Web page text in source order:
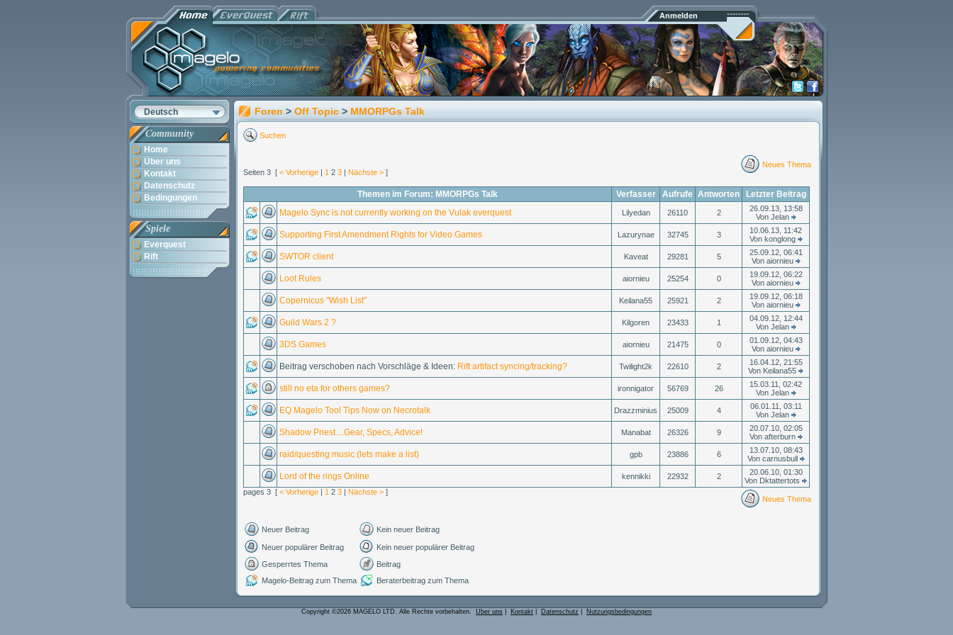
Anmelden
Deutsch
Community
Home
Über uns
Kontakt
Datenschutz
Bedingungen
Spiele
Everquest
Rift
Foren > Off Topic > MMORPGs Talk
Suchen
Seiten 3 [ < Vorherige | 1 2 3 | Nächste > ]
Neues Thema
Themen im Forum: MMORPGs Talk Verfasser Aufrufe Antworten
Letzter Beitrag
Magelo Sync is not currently working on the Vulak everquest
Lilyedan 26110 2
26.09.13, 13:58
Von Jelan
Supporting First Amendment Rights for Video Games Lazurynae 32745 3
10.06.13, 11:42
Von konglong
SWTOR client Kaveat 29281 5
25.09.12, 06:41
Von aiornieu
Loot Rules aiornieu 25254 0
19.09.12, 06:22
Von aiornieu
Copernicus "Wish List" Keilana55 25921 2
19.09.12, 06:18
Von aiornieu
Guild Wars 2 ? Kilgoren 23433 1
04.09.12, 12:44
Von Jelan
3DS Games aiornieu 21475 0
01.09.12, 04:43
Von aiornieu
Beitrag verschoben nach Vorschläge & Ideen: Rift artifact syncing/tracking? Twilight2k 22610 2
16.04.12, 21:55
Von Keilana55
still no eta for others games? ironnigator 56769 26
15.03.11, 02:42
Von Jelan
EQ Magelo Tool Tips Now on Necrotalk Drazzminius 25009 4
06.01.11, 03:11
Von Jelan
Shadow Priest....Gear, Specs, Advice! Manabat 26326 9
20.07.10, 02:05
Von afterburn
raid/questing music (lets make a list) gpb 23886 6
13.07.10, 08:43
Von carnusbull
Lord of the rings Online kennikki 22932 2
20.06.10, 01:30
Von Dktattertots
pages 3 [ < Vorherige | 1 2 3 | Nächste > ]
Neues Thema
Neuer Beitrag Kein neuer Beitrag
Neuer populärer Beitrag
Kein neuer populärer Beitrag
Gesperrtes Thema
Beitrag
Magelo-Beitrag zum Thema
Beraterbeitrag zum Thema
Copyright ©2026 MAGELO LTD. Alle Rechte vorbehalten. Über uns Kontakt Datenschutz Nutzungsbedingungen